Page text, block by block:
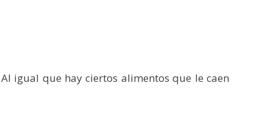
igual que hay ciertos alimentos que le caen